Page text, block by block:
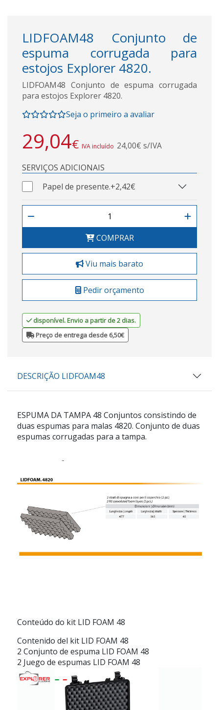
LIDFOAM48 Conjunto de
espuma corrugada para
estojos Explorer 4820.
LIDFOAM48 Conjunto de espuma corrugada
para estojos Explorer 4820.
Seja o primeiro a avaliar
29,04€ IVA incluído 24,00€ s/IVA
SERVIÇOS ADICIONAIS
Papel de presente.+2,42€
COMPRAR
Viu mais barato
Pedir orçamento
disponível. Envio a partir de 2 dias.
Preço de entrega desde 6,50€
DESCRIÇÃO LIDFOAM48
ESPUMA DA TAMPA 48 Conjuntos consistindo de
duas espumas para malas 4820. Conjunto de duas
espumas corrugadas para a tampa.
Conteúdo do kit LID FOAM 48
Contenido del kit LID FOAM 48
2 Conjunto de espuma LID FOAM 48
2 Juego de espumas LID FOAM 48